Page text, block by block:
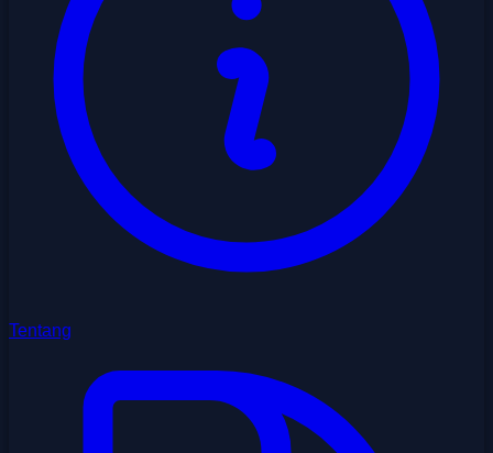
Tentang